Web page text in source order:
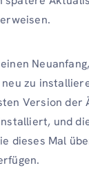
zu
Version der
und
dieses Mal